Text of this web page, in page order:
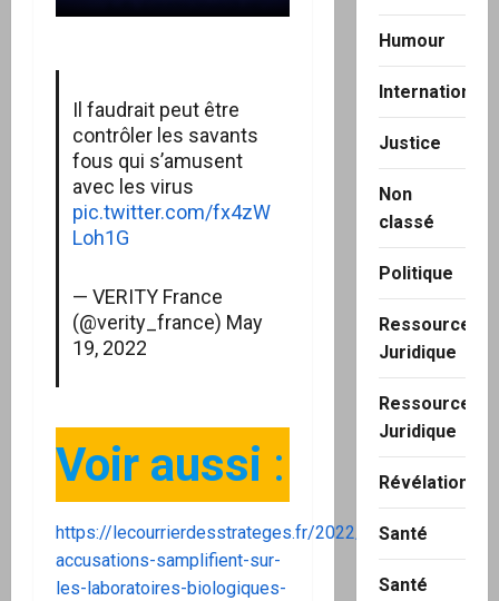
Il faudrait peut être
contrôler les savants
fous qui s’amusent
avec les virus
pic.twitter.com/fx4zW
Loh1G
— VERITY France
(@verity_france) May
19, 2022
Voir aussi :
https://lecourrierdesstrateges.fr/2022/03/16/les-
accusations-samplifient-sur-
les-laboratoires-biologiques-
Humour
International
Justice
Non
classé
Politique
Ressource
Juridique
Ressource
Juridique
Révélation
Santé
Santé